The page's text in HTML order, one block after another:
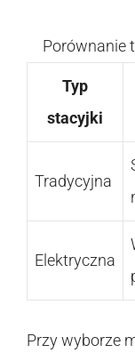
Porównanie
Typ
stacyjki
Tradycyjna
Elektryczna
Przy wyborze